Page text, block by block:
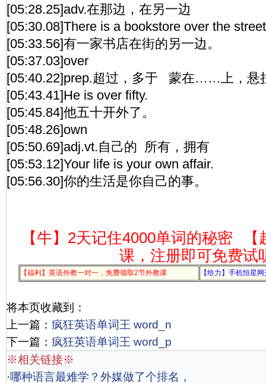
[05:28.25]adv.在那边，在另一边
[05:30.08]There is a bookstore over the
[05:33.56]有一家书店在街的另一边。
[05:37.03]over
[05:40.22]prep.超过，多于 蒙在……上，
[05:43.41]He is over fifty.
[05:45.84]他五十开外了。
[05:48.26]own
[05:50.69]adj.vt.自己的 所有，拥有
[05:53.12]Your life is your own affair.
[05:56.30]你的生活是你自己的事。
【牛】2天记住4000单词的秘密
课，注册即可免费试
【福利】英语外教一对一，免费领取2节外教课 【给力】手机恒星
将本页收藏到：
上一篇： 疯狂英语单词王 word_n
下一篇： 疯狂英语单词王 word_p
※相关链接※
·哪种语言最难学？外媒做了个排名，